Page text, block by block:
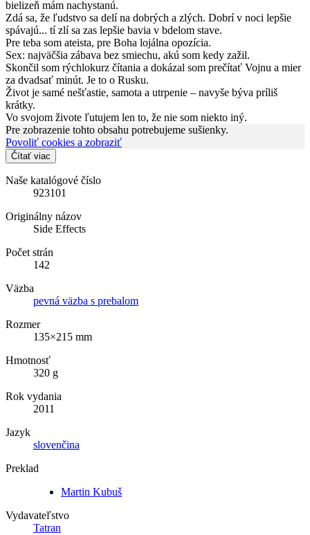
bielizeň mám nachystanú.
Zdá sa, že ľudstvo sa delí na dobrých a zlých. Dobrí v noci lepšie
spávajú... tí zlí sa zas lepšie bavia v bdelom stave.
Pre teba som ateista, pre Boha lojálna opozícia.
Sex: najväčšia zábava bez smiechu, akú som kedy zažil.
Skončil som rýchlokurz čítania a dokázal som prečítať Vojnu a mier
za dvadsať minút. Je to o Rusku.
Život je samé nešťastie, samota a utrpenie – navyše býva príliš
krátky.
Vo svojom živote ľutujem len to, že nie som niekto iný.
Pre zobrazenie tohto obsahu potrebujeme sušienky.
Povoliť cookies a zobraziť
Čítať viac
Naše katalógové číslo
923101
Originálny názov
Side Effects
Počet strán
142
Väzba
pevná väzba s prebalom
Rozmer
135×215 mm
Hmotnosť
320 g
Rok vydania
2011
Jazyk
slovenčina
Preklad
Martin Kubuš
Vydavateľstvo
Tatran